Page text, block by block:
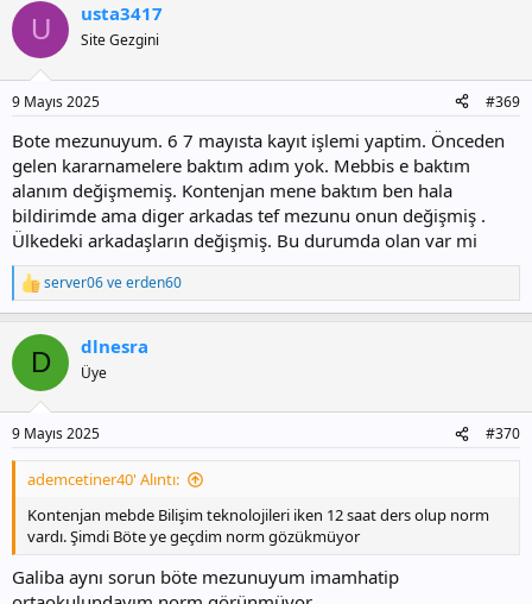
U usta3417
Site Gezgini
9 Mayıs 2025 #369
Bote mezunuyum. 6 7 mayısta kayıt işlemi yaptim. Önceden
gelen kararnamelere baktım adım yok. Mebbis e baktım
alanım değişmemiş. Kontenjan mene baktım ben hala
bildirimde ama diger arkadas tef mezunu onun değişmiş .
Ülkedeki arkadaşların değişmiş. Bu durumda olan var mi
T
e
k
l
server06veerden60
D dlnesra
Üye
9 Mayıs 2025 #370
ademcetiner40' Alıntı:
Kontenjan mebde Bilişim teknolojileri iken 12 saat ders olup norm
vardı. Şimdi Böte ye geçdim norm gözükmüyor
Galiba aynı sorun böte mezunuyum imamhatip